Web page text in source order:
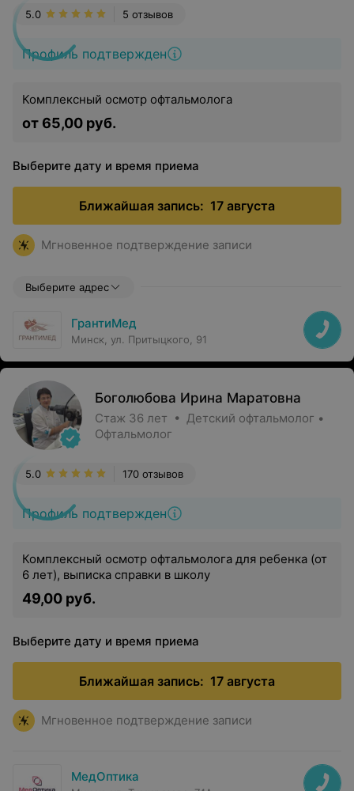
Профиль подтвержден
5 отзывов
5.0
Комплексный осмотр офтальмолога
от 65,00 руб.
Выберите дату и время приема
Ближайшая запись: 17 августа
Мгновенное подтверждение записи
Выберите адрес
ГрантиМед
Минск, ул. Притыцкого, 91
Боголюбова Ирина Маратовна
Стаж 36 лет • Детский офтальмолог •
Офтальмолог
Профиль подтвержден
170 отзывов
5.0
Комплексный осмотр офтальмолога для ребенка (от
6 лет), выписка справки в школу
49,00 руб.
Выберите дату и время приема
Ближайшая запись: 17 августа
Мгновенное подтверждение записи
МедОптика